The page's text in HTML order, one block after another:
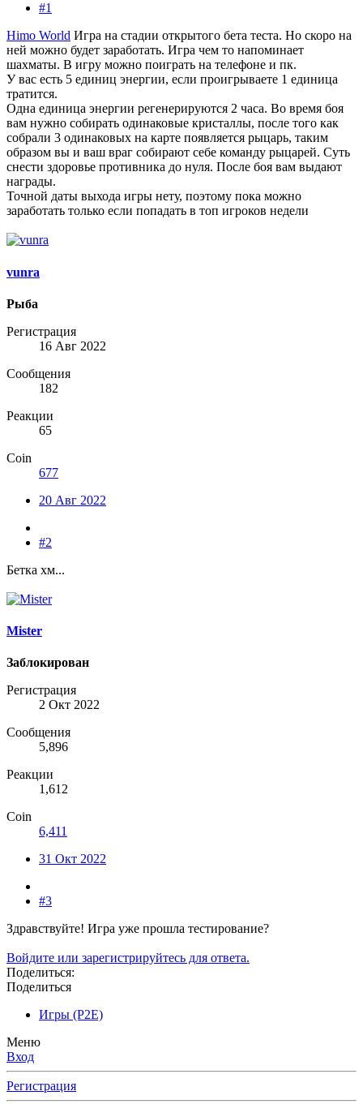
#1
Himo World Игра на стадии открытого бета теста. Но скоро на
ней можно будет заработать. Игра чем то напоминает
шахматы. В игру можно поиграть на телефоне и пк.
У вас есть 5 единиц энергии, если проигрываете 1 единица
тратится.
Одна единица энергии регенерируются 2 часа. Во время боя
вам нужно собирать одинаковые кристаллы, после того как
собрали 3 одинаковых на карте появляется рыцарь, таким
образом вы и ваш враг собирают себе команду рыцарей. Суть
снести здоровье противника до нуля. После боя вам выдают
награды.
Точной даты выхода игры нету, поэтому пока можно
заработать только если попадать в топ игроков недели
vunra
Рыба
Регистрация
16 Авг 2022
Сообщения
182
Реакции
65
Coin
677
20 Авг 2022
#2
Бетка хм...
Mister
Заблокирован
Регистрация
2 Окт 2022
Сообщения
5,896
Реакции
1,612
Coin
6,411
31 Окт 2022
#3
Здравствуйте! Игра уже прошла тестирование?
Войдите или зарегистрируйтесь для ответа.
Поделиться:
Поделиться
Игры (P2E)
Меню
Вход
Регистрация